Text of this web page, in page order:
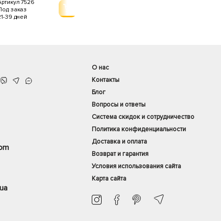
7526
заказ
39 дней
О нас
Контакты
Блог
Вопросы и ответы
Система скидок и сотрудничество
Политика конфиденциальности
Доставка и оплата
Возврат и гарантия
Условия использования сайта
Карта сайта